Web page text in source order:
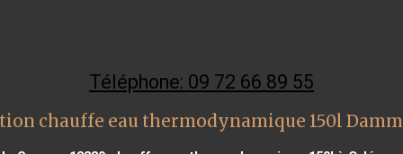
Téléphone: 09 72 66 89 55
chauffe eau thermodynamique 150l